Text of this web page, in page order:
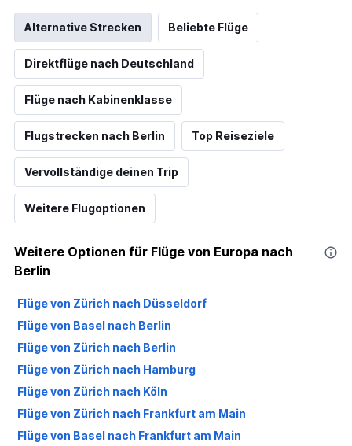
Alternative Strecken Beliebte Flüge
Direktflüge nach Deutschland
Flüge nach Kabinenklasse
Flugstrecken nach Berlin Top Reiseziele
Vervollständige deinen Trip
Weitere Flugoptionen
Weitere Optionen für Flüge von Europa nach
Berlin
Flüge von Zürich nach Düsseldorf
Flüge von Basel nach Berlin
Flüge von Zürich nach Berlin
Flüge von Zürich nach Hamburg
Flüge von Zürich nach Köln
Flüge von Zürich nach Frankfurt am Main
Flüge von Basel nach Frankfurt am Main